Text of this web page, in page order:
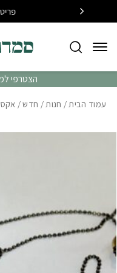
Skip to Content פריטי OUTLET בהנחות שוות
הצטרפי
עמוד הבית/ חנות/ חדש/
בחזרה למעלה